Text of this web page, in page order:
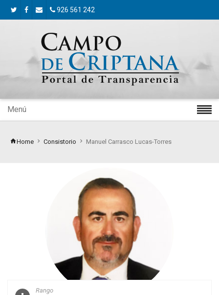
926 561 242
Menú
Home Consistorio Manuel Carrasco Lucas-Torres
Rango